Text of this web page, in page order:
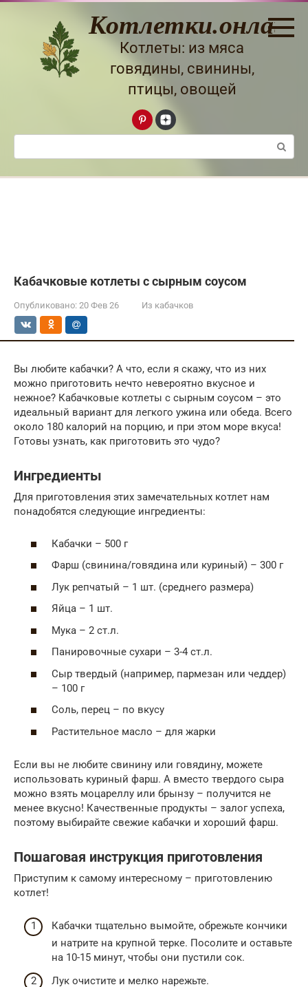
Перейти
Котлетки.онлайн
Котлеты: из мяса
говядины, свинины,
птицы, овощей
Поиск:
Кабачковые котлеты с сырным соусом
Опубликовано: 20 Фев 26 Из кабачков
Вы любите кабачки? А что, если я скажу, что из них
можно приготовить нечто невероятно вкусное и
нежное? Кабачковые котлеты с сырным соусом – это
идеальный вариант для легкого ужина или обеда. Всего
около 180 калорий на порцию, и при этом море вкуса!
Готовы узнать, как приготовить это чудо?
Ингредиенты
Для приготовления этих замечательных котлет нам
понадобятся следующие ингредиенты:
Кабачки – 500 г
Фарш (свинина/говядина или куриный) – 300 г
Лук репчатый – 1 шт. (среднего размера)
Яйца – 1 шт.
Мука – 2 ст.л.
Панировочные сухари – 3-4 ст.л.
Сыр твердый (например, пармезан или чеддер)
– 100 г
Соль, перец – по вкусу
Растительное масло – для жарки
Если вы не любите свинину или говядину, можете
использовать куриный фарш. А вместо твердого сыра
можно взять моцареллу или брынзу – получится не
менее вкусно! Качественные продукты – залог успеха,
поэтому выбирайте свежие кабачки и хороший фарш.
Пошаговая инструкция приготовления
Приступим к самому интересному – приготовлению
котлет!
Кабачки тщательно вымойте, обрежьте кончики
и натрите на крупной терке. Посолите и оставьте
на 10-15 минут, чтобы они пустили сок.
Лук очистите и мелко нарежьте.